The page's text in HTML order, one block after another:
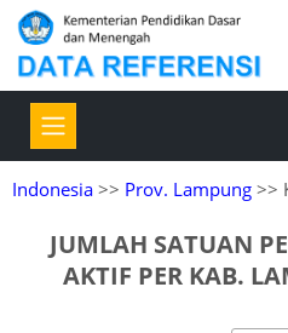
Indonesia >> Prov. Lampung >>
JUMLAH SATUAN
AKTIF PER KAB.